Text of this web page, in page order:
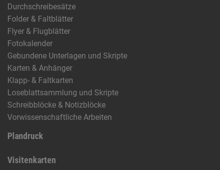
Durchschreibesätze
Folder & Faltblätter
Flyer & Flugblätter
Fotokalender
Gebundene Unterlagen und Skripte
Karten & Anhänger
Klapp- & Faltkarten
Loseblattsammlung und Skripte
Schreibblöcke & Notizblöcke
Vorwissenschaftliche Arbeiten
Plandruck
Visitenkarten